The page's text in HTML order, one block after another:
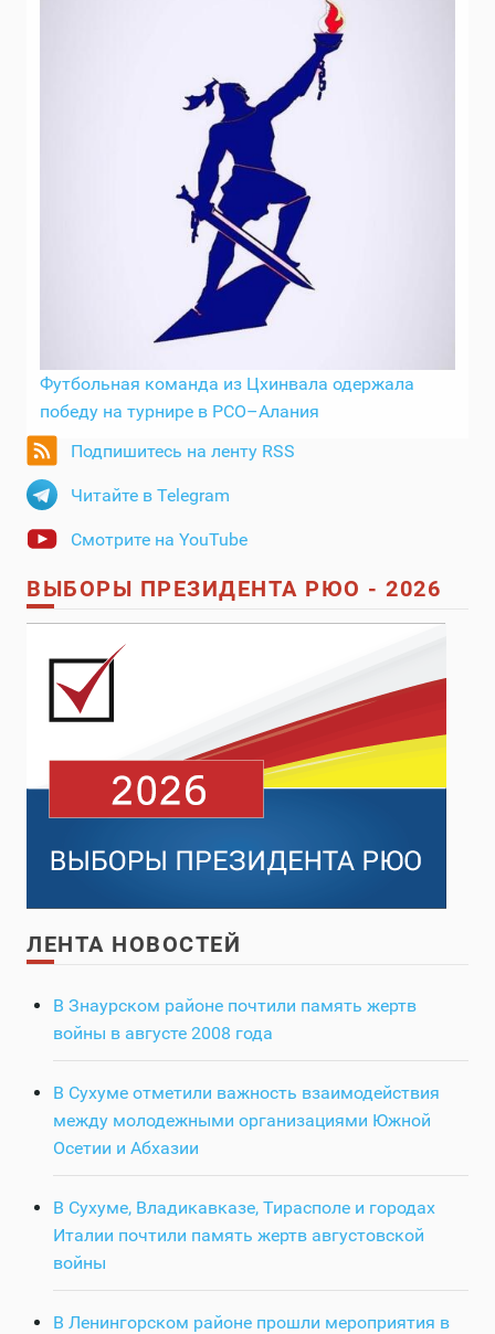
Футбольная команда из Цхинвала одержала
победу на турнире в РСО–Алания
Подпишитесь на ленту RSS
Читайте в Telegram
Смотрите на YouTube
ВЫБОРЫ ПРЕЗИДЕНТА РЮО - 2026
ЛЕНТА НОВОСТЕЙ
В Знаурском районе почтили память жертв
войны в августе 2008 года
В Сухуме отметили важность взаимодействия
между молодежными организациями Южной
Осетии и Абхазии
В Сухуме, Владикавказе, Тирасполе и городах
Италии почтили память жертв августовской
войны
В Ленингорском районе прошли мероприятия в